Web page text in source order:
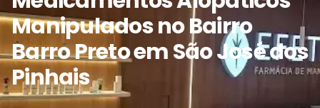
ManipuladosnoBairro
Barro Preto em São José dos
Pinhais